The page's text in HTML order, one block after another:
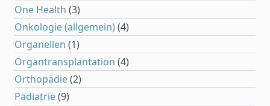
One Health (3)
Onkologie (allgemein)(4)
Organellen (1)
Organtransplantation (4)
Orthopädie(2)
Pädiatrie(9)